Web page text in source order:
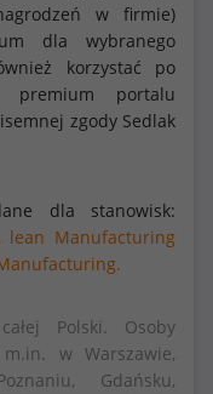
w firmie)
dla wybranego
korzystać po
portalu
zgody Sedlak
dla stanowisk:
lean Manufacturing
Polski. Osoby
w Warszawie,
Gdańsku,